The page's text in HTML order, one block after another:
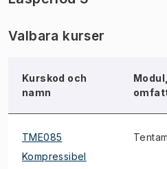
Valbara kurser
Kurskod och
namn
Modul,
TME085
Kompressibel